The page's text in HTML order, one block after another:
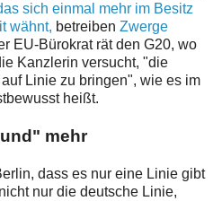
sich einmal mehr im Besitz
wähnt, betreiben Zwerge
EU-Bürokrat rät den G20, wo
Kanzlerin versucht, "die
Linie zu bringen", wie es im
heißt.
mehr
dass es nur eine Linie gibt
nur die deutsche Linie,